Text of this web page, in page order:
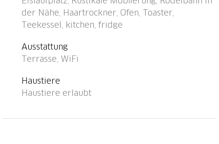
300 m, Bäckerei 2 km, Fahrradverleih 2 km,
Bushaltestelle "Olivone, Bivio Somascona" 215 m,
Bahnstation "Biasca FFS - SBB" 25 km. Wanderwege
ab Haus 10 m. Nahe gelegene Sehenswürdigkeiten:
Castelli di Bellinzona UNESCO, mercato, Museo della
Valle di Blenio, Chiesa Negrentino, Archivio Doneta,
Centro Campra spa & mountain bike, Splash & spa.
Bekannte Seen in der Umgebung sind gut erreichbar:
der Nähe, Haartrockner, Ofen, Toaster,
Teekessel, kitchen, fridge
Ausstattung
Terrasse, WiFi
Haustiere
Haustiere erlaubt